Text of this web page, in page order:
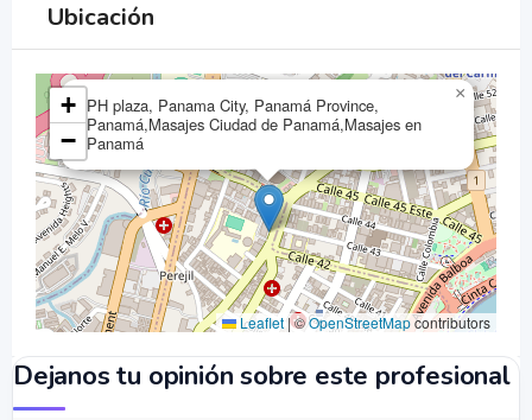
Ubicación
PH plaza, Panama City, Panamá Province,
Panamá,Masajes Ciudad de Panamá,Masajes en
Panamá
×
+
−
Leaflet |©OpenStreetMapcontributors
Dejanos tu opinión sobre este profesional